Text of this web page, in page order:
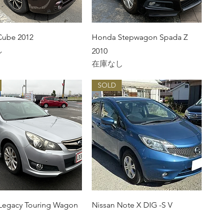
クイックビュー
2012
クイックビュー
Honda Stepwagon Spada Z
2010
在庫なし
クイックビュー
Touring Wagon
クイックビュー
SOLD
Nissan Note X DIG -S V